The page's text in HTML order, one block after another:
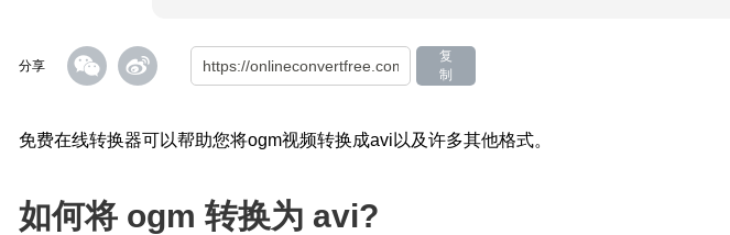
分享
复
制
免费在线转换器可以帮助您将ogm视频转换成avi以及许多其他格式。
如何将 ogm 转换为 avi?